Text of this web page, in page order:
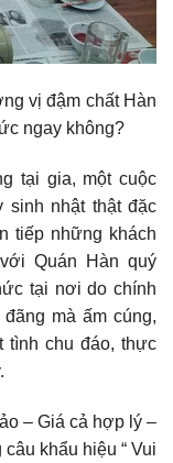
vị đậm chất Hàn
ngay không?
tại gia, một cuộc
sinh nhật thật đặc
tiếp những khách
Quán Hàn quý
tại nơi do chính
mà ấm cúng,
tình chu đáo, thực
– Giá cả hợp lý –
khẩu hiệu “ Vui